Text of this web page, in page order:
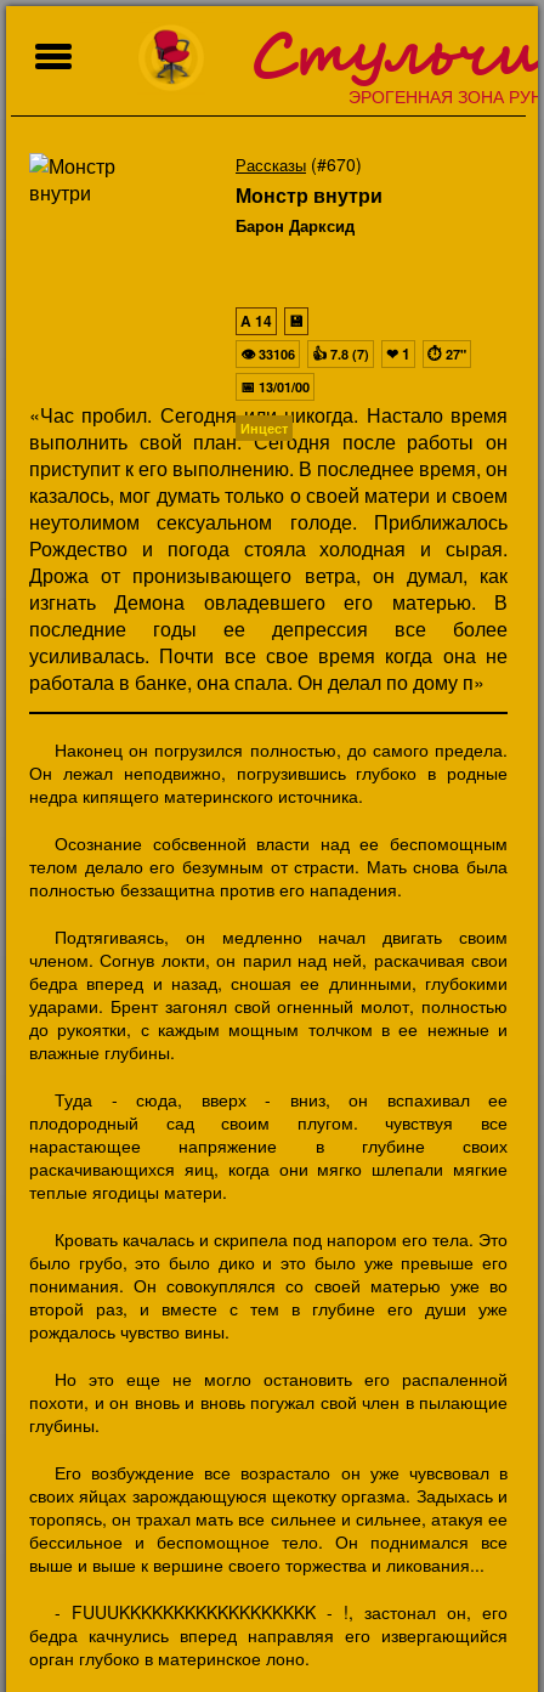
ЭРОГЕННАЯ ЗОНА
Рассказы (#670)
Монстр внутри
Барон Дарксид
«Час пробил. Сегодня или никогда. Настало время
выполнить свой план. Сегодня после работы он
приступит к его выполнению. В последнее время, он
казалось, мог думать только о своей матери и своем
неутолимом сексуальном голоде. Приближалось
Рождество и погода стояла холодная и сырая.
Дрожа от пронизывающего ветра, он думал, как
изгнать Демона овладевшего его матерью. В
последние годы ее депрессия все более
усиливалась. Почти все свое время когда она не
работала в банке, она спала. Он делал по дому п»
A14
💾
👁33106 👍 7.8 (7) ❤1 ⏱ 27"
📅 13/01/00
Инцест
Наконец он погрузился полностью, до самого предела.
Он лежал неподвижно, погрузившись глубоко в родные
недра кипящего материнского источника.
Осознание собсвенной власти над ее беспомощным
телом делало его безумным от страсти. Мать снова была
полностью беззащитна против его нападения.
Подтягиваясь, он медленно начал двигать своим
членом. Согнув локти, он парил над ней, раскачивая свои
бедра вперед и назад, сношая ее длинными, глубокими
ударами. Брент загонял свой огненный молот, полностью
до рукоятки, с каждым мощным толчком в ее нежные и
влажные глубины.
Туда - сюда, вверх - вниз, он вспахивал ее
плодородный сад своим плугом. чувствуя все
нарастающее напряжение в глубине своих
раскачивающихся яиц, когда они мягко шлепали мягкие
теплые ягодицы матери.
Кровать качалась и скрипела под напором его тела. Это
было грубо, это было дико и это было уже превыше его
понимания. Он совокуплялся со своей матерью уже во
второй раз, и вместе с тем в глубине его души уже
рождалось чувство вины.
Но это еще не могло остановить его распаленной
похоти, и он вновь и вновь погужал свой член в пылающие
глубины.
Его возбуждение все возрастало он уже чувсвовал в
своих яйцах зарождающуюся щекотку оргазма. Задыхась и
торопясь, он трахал мать все сильнее и сильнее, атакуя ее
бессильное и беспомощное тело. Он поднимался все
выше и выше к вершине своего торжества и ликования...
- FUUUKKKKKKKKKKKKKKKKKK - !, застонал он, его
бедра качнулись вперед направляя его извергающийся
орган глубоко в материнское лоно.